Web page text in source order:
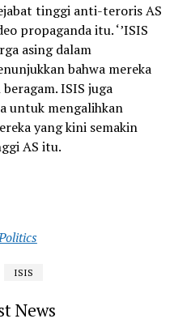
tinggi anti-teroris AS
propaganda itu. ‘’ISIS
asing dalam
bahwa mereka
ISIS juga
untuk mengalihkan
yang kini semakin
AS itu.
ISIS
News